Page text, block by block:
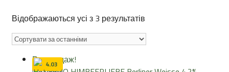
Відображаються усі з 3 результатів
latest
Розпродаж!
4.03